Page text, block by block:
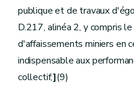
Art.D.127
Section4
Art.D.129
D.130
Art.D.131
Chapitre
publique et de travaux
D.217, alinéa 2, y compris
d'affaissements miniers en
indispensable aux
collectif;](9)